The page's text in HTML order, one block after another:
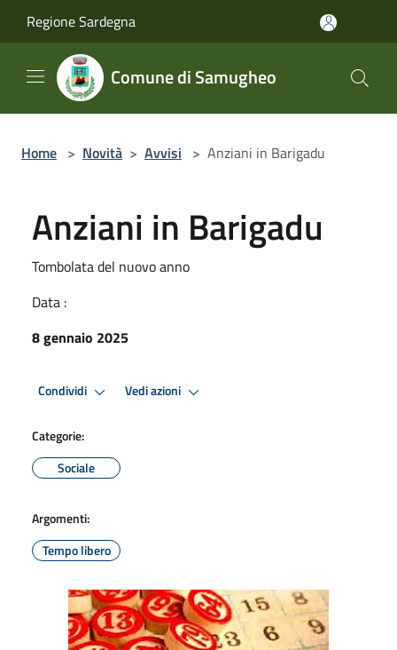
Regione Sardegna
Comune di Samugheo
Home > Novità > Avvisi > Anziani in Barigadu
Anziani in Barigadu
Tombolata del nuovo anno
Data :
8 gennaio 2025
Condividi Vedi azioni
Categorie:
Sociale
Argomenti:
Tempo libero